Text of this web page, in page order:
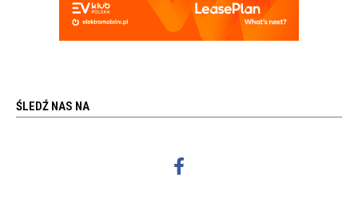
ŚLEDŹ NAS NA